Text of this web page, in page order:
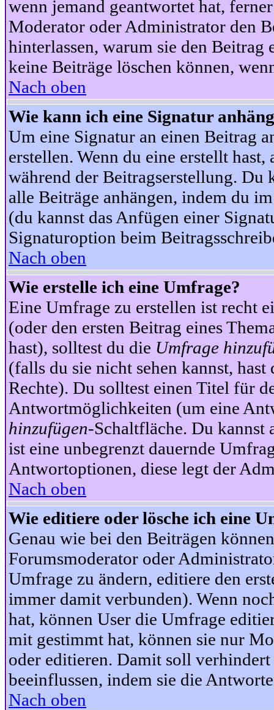
wenn jemand geantwortet hat,
Moderator oder Administrator den
hinterlassen, warum sie den Beitrag
keine Beiträge löschen können,
Nach oben
Wie kann ich eine Signatur
Um eine Signatur an einen Beitrag
erstellen. Wenn du eine erstellt
während der Beitragserstellung. Du
alle Beiträge anhängen, indem du
(du kannst das Anfügen einer
Signaturoption beim
Nach oben
Wie erstelle ich eine Umfrage?
Eine Umfrage zu erstellen ist recht
(oder den ersten Beitrag eines
hast), solltest du die Umfrage
(falls du sie nicht sehen kannst,
Rechte). Du solltest einen Titel für
Antwortmöglichkeiten (um eine
hinzufügen-Schaltfläche. Du
ist eine unbegrenzt dauernde
Antwortoptionen, diese legt der
Nach oben
Wie editiere oder lösche ich eine
Genau wie bei den Beiträgen
Forumsmoderator oder
Umfrage zu ändern, editiere den
immer damit verbunden). Wenn
hat, können User die Umfrage
mit gestimmt hat, können sie nur
oder editieren. Damit soll
beeinflussen, indem sie die
Nach oben